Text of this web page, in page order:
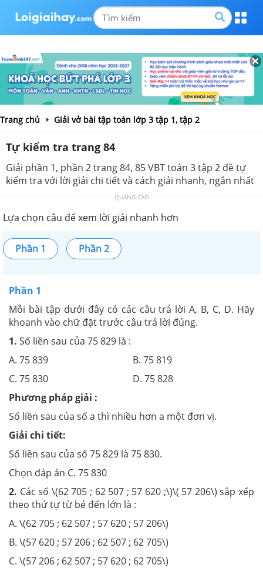
Trang chủ Giải vở bài tập toán lớp 3 tập 1, tập 2
Tự kiểm tra trang 84
Giải phần 1, phần 2 trang 84, 85 VBT toán 3 tập 2 đề tự
kiểm tra với lời giải chi tiết và cách giải nhanh, ngắn nhất
QUẢNG CÁO
Lựa chọn câu để xem lời giải nhanh hơn
Phần 1 Phần 2
Phần 1
Mỗi bài tập dưới đây có các câu trả lời A, B, C, D. Hãy
khoanh vào chữ đặt trước câu trả lời đúng.
1. Số liền sau của 75 829 là :
A. 75 839 B. 75 819
C. 75 830 D. 75 828
Phương pháp giải :
Số liền sau của số a thì nhiều hơn a một đơn vị.
Giải chi tiết:
Số liền sau của số 75 829 là 75 830.
Chọn đáp án C. 75 830
2. Các số \(62 705 ; 62 507 ; 57 620 ;\)\( 57 206\) sắp xếp
theo thứ tự từ bé đến lớn là :
A. \(62 705 ; 62 507 ; 57 620 ; 57 206\)
B. \(57 620 ; 57 206 ; 62 507 ; 62 705\)
C. \(57 206 ; 62 507 ; 57 620 ; 62 705\)